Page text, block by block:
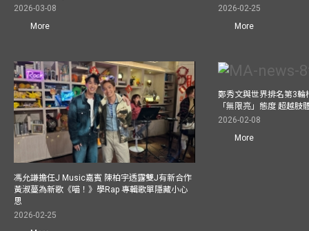
2026-03-08
More
2026-02-25
More
馮允謙擔任J Music嘉賓 陳柏宇透露雙J有新合作
黃淑蔓為新歌《喵！》學Rap 專輯歌單隱藏小心
思
2026-02-25
鄭秀文與世界排名第3輪
「無限亮」態度 超越肢
2026-02-08
More